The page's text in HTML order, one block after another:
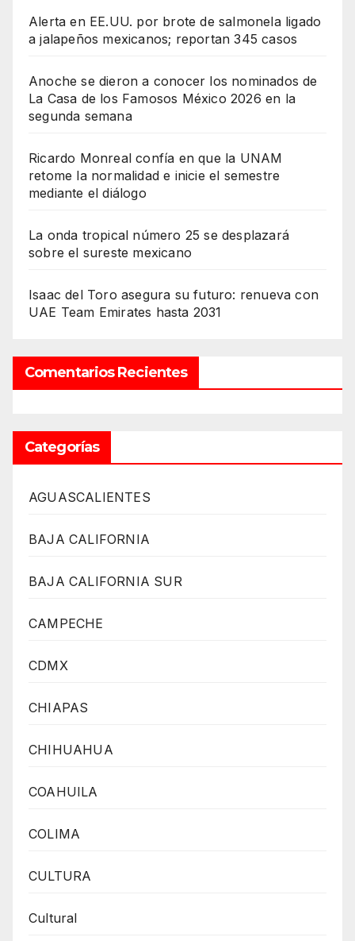
Alerta en EE.UU. por brote de salmonela ligado
a jalapeños mexicanos; reportan 345 casos
Anoche se dieron a conocer los nominados de
La Casa de los Famosos México 2026 en la
segunda semana
Ricardo Monreal confía en que la UNAM
retome la normalidad e inicie el semestre
mediante el diálogo
La onda tropical número 25 se desplazará
sobre el sureste mexicano
Isaac del Toro asegura su futuro: renueva con
UAE Team Emirates hasta 2031
Comentarios Recientes
Categorías
AGUASCALIENTES
BAJA CALIFORNIA
BAJA CALIFORNIA SUR
CAMPECHE
CDMX
CHIAPAS
CHIHUAHUA
COAHUILA
COLIMA
CULTURA
Cultural